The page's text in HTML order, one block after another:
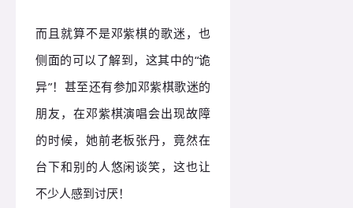
而且就算不是邓紫棋的歌迷，也
侧面的可以了解到，这其中的“诡
异”！甚至还有参加邓紫棋歌迷的
朋友，在邓紫棋演唱会出现故障
的时候，她前老板张丹，竟然在
台下和别的人悠闲谈笑，这也让
不少人感到讨厌！